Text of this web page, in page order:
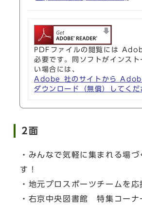
PDFファイルの閲覧には
必要です。同ソフトがインスト
い場合には、
Adobe 社のサイトから
ダウンロード（無償）してくだ
2面
・みんなで気軽に集まれる場
す！
・地元プロスポーツチームを応
・右京中央図書館 特集コーナ